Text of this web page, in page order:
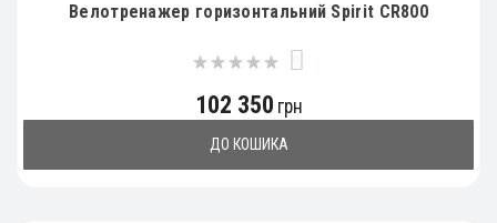
Велотренажер горизонтальний Spirit CR800
102 350 грн
ДО КОШИКА